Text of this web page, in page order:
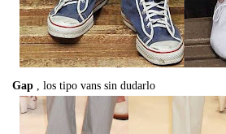
Gap , los tipo vans sin dudarlo